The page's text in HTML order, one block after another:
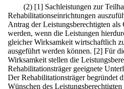
(2) [1] Sachleistungen zur
Rehabilitationseinrichtungen
Antrag der Leistungsberechtigten als
werden, wenn die Leistungen
gleicher Wirksamkeit wirtschaftlich
ausgeführt werden können. [2] Für
Wirksamkeit stellen die
Rehabilitationsträger geeignete
Der Rehabilitationsträger begründet
Wünschen des